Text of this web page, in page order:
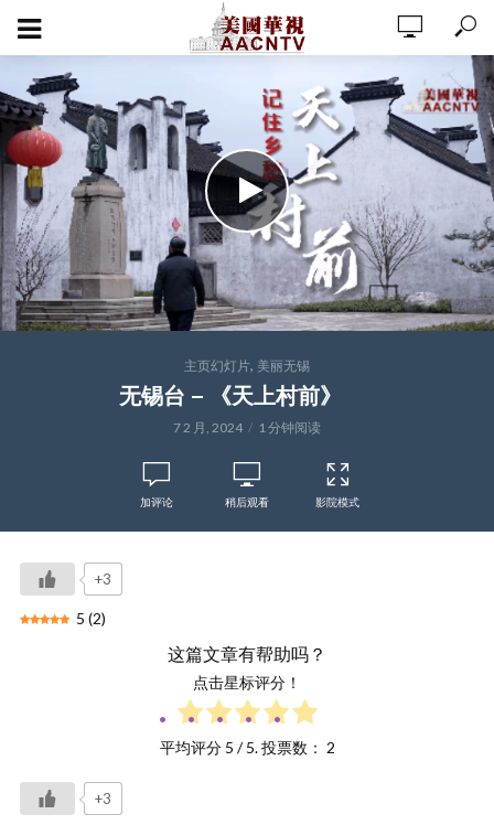
主页幻灯片, 美丽无锡
无锡台 – 《天上村前》
7 2 月, 2024 1 分钟阅读
加评论 稍后观看 影院模式
+3
5 (2)
这篇文章有帮助吗？
点击星标评分！
平均评分 5 / 5. 投票数： 2
+3